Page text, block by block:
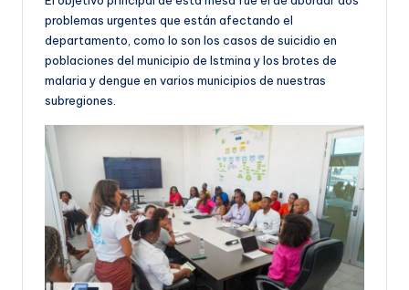
problemas urgentes que están afectando el
departamento, como lo son los casos de suicidio en
poblaciones del municipio de Istmina y los brotes de
malaria y dengue en varios municipios de nuestras
subregiones.